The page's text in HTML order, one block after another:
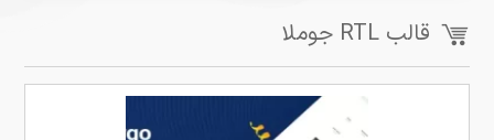
قالب RTL جوملا